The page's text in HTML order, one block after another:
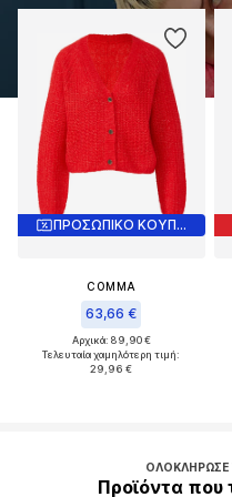
ΠΡΟΣΩΠΙΚΟ ΚΟΥΠΟΝΙ
COMMA
63,66 €
Αρχικά: 89,90 €
Τελευταία χαμηλότερη τιμή:
29,96 €
ΟΛΟΚΛΉΡΩΣΕ
Προϊόντα που